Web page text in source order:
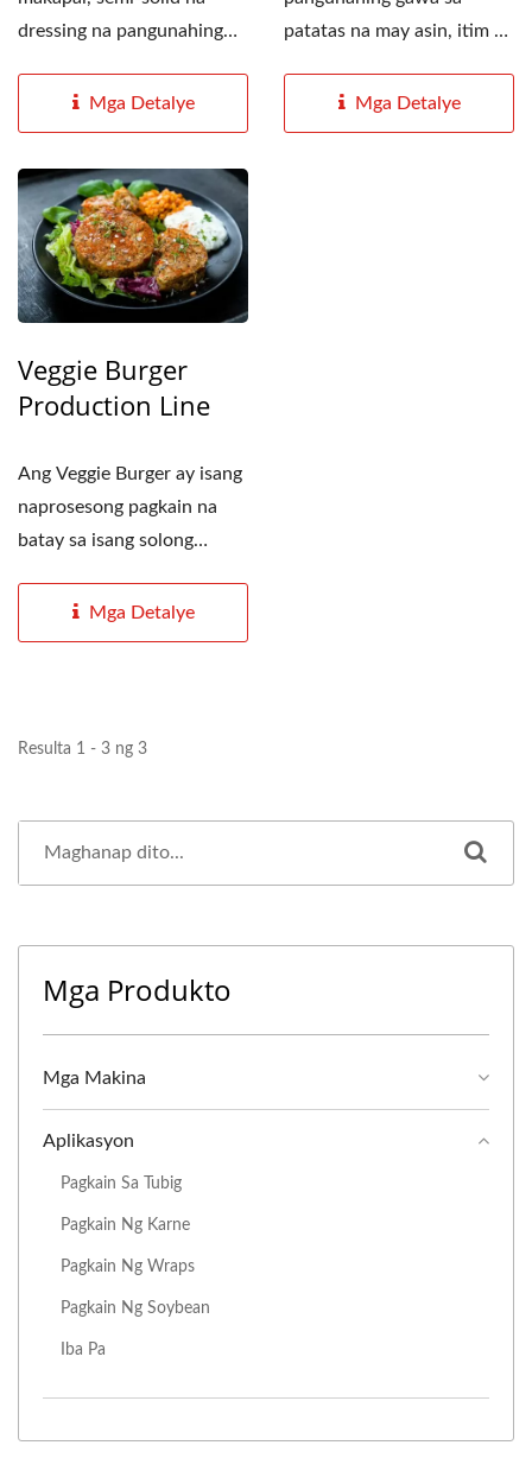
dressing na pangunahing
Mga Detalye
patatas na may asin, itim na
Mga Detalye
Veggie Burger
Production Line
Ang Veggie Burger ay isang
naprosesong pagkain na
batay sa isang solong
Mga Detalye
Resulta 1 - 3 ng 3
Mga Produkto
Mga Makina
Aplikasyon
Pagkain Sa Tubig
Pagkain Ng Karne
Pagkain Ng Wraps
Pagkain Ng Soybean
Iba Pa